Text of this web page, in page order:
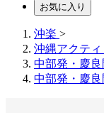
お気に入り
沖楽 >
沖縄アクティ
中部発・慶
中部発・慶